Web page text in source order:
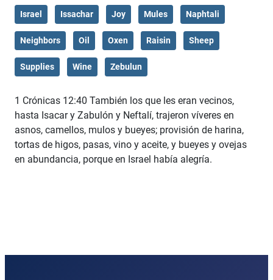
Israel Issachar Joy Mules Naphtali
Neighbors Oil Oxen Raisin Sheep
Supplies Wine Zebulun
1 Crónicas 12:40 También los que les eran vecinos,
hasta Isacar y Zabulón y Neftalí, trajeron víveres en
asnos, camellos, mulos y bueyes; provisión de harina,
tortas de higos, pasas, vino y aceite, y bueyes y ovejas
en abundancia, porque en Israel había alegría.